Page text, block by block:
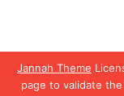
Jannah Theme
page to validate